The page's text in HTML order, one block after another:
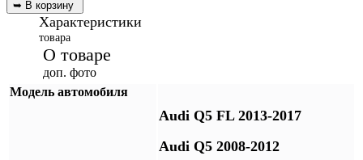
Характеристики
товара
О товаре
доп. фото
Модель автомобиля
Audi Q5 FL 2013-2017
Audi Q5 2008-2012